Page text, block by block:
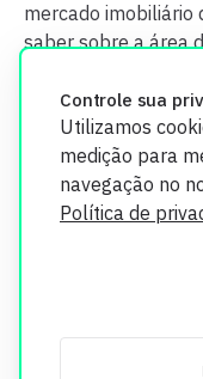
Controle sua
Utilizamos
medição para
navegação no
Política de
mercado imobiliário
saber sobre a área
segurança. Todos os
utilizados
informações, consulte